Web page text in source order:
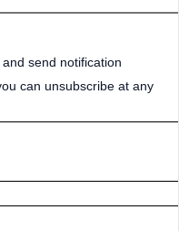
send notification
can unsubscribe at any